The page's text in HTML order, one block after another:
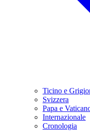
Ticino e
Svizzera
Papa e
Internazionale
Cronologia